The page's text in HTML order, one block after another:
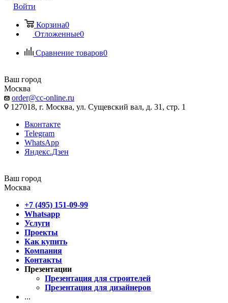
Войти
Корзина0
Отложенные0
Сравнение товаров0
Ваш город
Москва
order@cc-online.ru
127018, г. Москва, ул. Сущевский вал, д. 31, стр. 1
Вконтакте
Telegram
WhatsApp
Яндекс.Дзен
Ваш город
Москва
+7 (495) 151-09-99
Whatsapp
Услуги
Проекты
Как купить
Компания
Контакты
Презентации
Презентация для строителей
Презентация для дизайнеров
...